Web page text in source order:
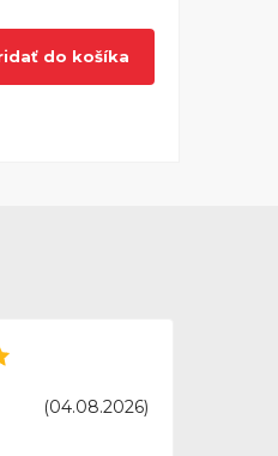
do košíka
(04.08.2026)